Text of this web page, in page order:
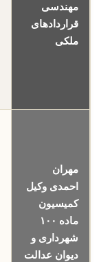
مهندسی
قراردادهای
ملکی
مهران
احمدی وکیل
کمیسیون
ماده ۱۰۰
شهرداری و
دیوان عدالت